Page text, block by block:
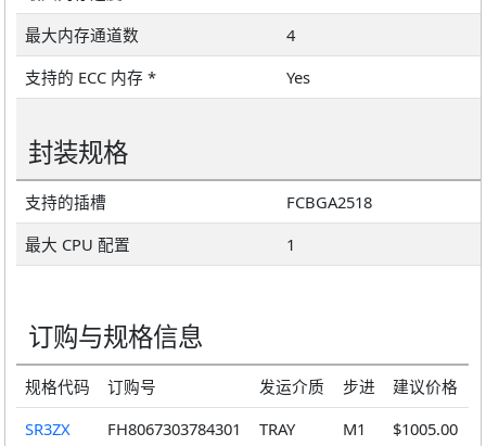
最大内存通道数
4
支持的 ECC 内存 *
Yes
封装规格
支持的插槽
FCBGA2518
最大 CPU 配置
1
订购与规格信息
规格代码 订购号 发运介质 步进
建议价格
SR3ZX
FH8067303784301 TRAY M1 $1005.00